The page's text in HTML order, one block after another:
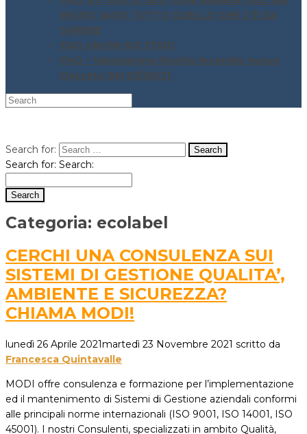
EN ISO 14001 TUTTO QUELLO CHE C’È DA
SAPERE
FAQ UNI EN ISO 37001
FAQ – Valutazione Rischio incendio nuovo
Decreto DM 03/06/21
Search for:
Search for: Search:
Categoria: ecolabel
CERCHI UNA CONSULENZA SUI
SISTEMI DI GESTIONE QUALITA’,
AMBIENTE E SICUREZZA?
CHIAMA MODI!
lunedì 26 Aprile 2021martedì 23 Novembre 2021 scritto da
Francesca Quintavalle
MODI offre consulenza e formazione per l’implementazione
ed il mantenimento di Sistemi di Gestione aziendali conformi
alle principali norme internazionali (ISO 9001, ISO 14001, ISO
45001). I nostri Consulenti, specializzati in ambito Qualità,